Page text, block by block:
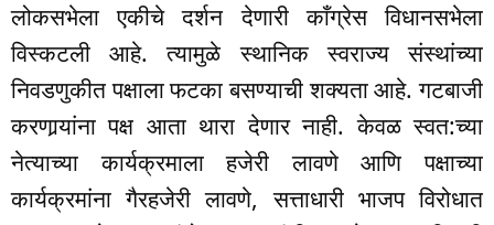
लोकसभेला एकीचे दर्शन देणारी काँग्रेस विधानसभेला
विस्कटली आहे. त्यामुळे स्थानिक स्वराज्य संस्थांच्या
निवडणुकीत पक्षाला फटका बसण्याची शक्यता आहे. गटबाजी
करणार्‍यांना पक्ष आता थारा देणार नाही. केवळ स्वत:च्या
नेत्याच्या कार्यक्रमाला हजेरी लावणे आणि पक्षाच्या
कार्यक्रमांना गैरहजेरी लावणे, सत्ताधारी भाजप विरोधात